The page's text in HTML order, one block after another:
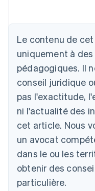
Le contenu de
uniquement à
pédagogiques. Il
conseil juridique
pas l'exactitude,
ni l'actualité des
cet article. Nous
un avocat
dans le ou les
obtenir des
particulière.
Allemagne
DeutschEnglish
Australie
English
Autriche
Belgique
Nederlands Français
Brésil
Português English
Bulgarie
English
EnglishFrançais